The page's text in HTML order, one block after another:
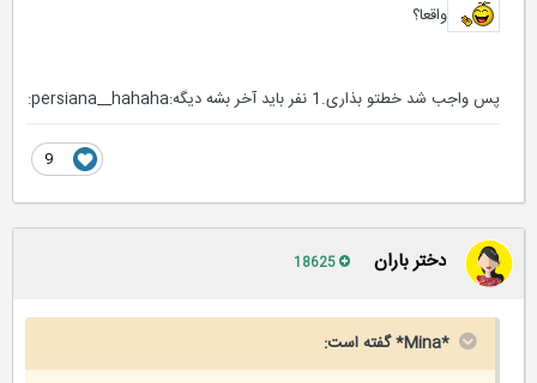
واقعا؟
پس واجب شد خطتو بذاری.1 نفر باید آخر بشه دیگه:persiana__hahaha:
دختر باران
*Mina* گفته است: